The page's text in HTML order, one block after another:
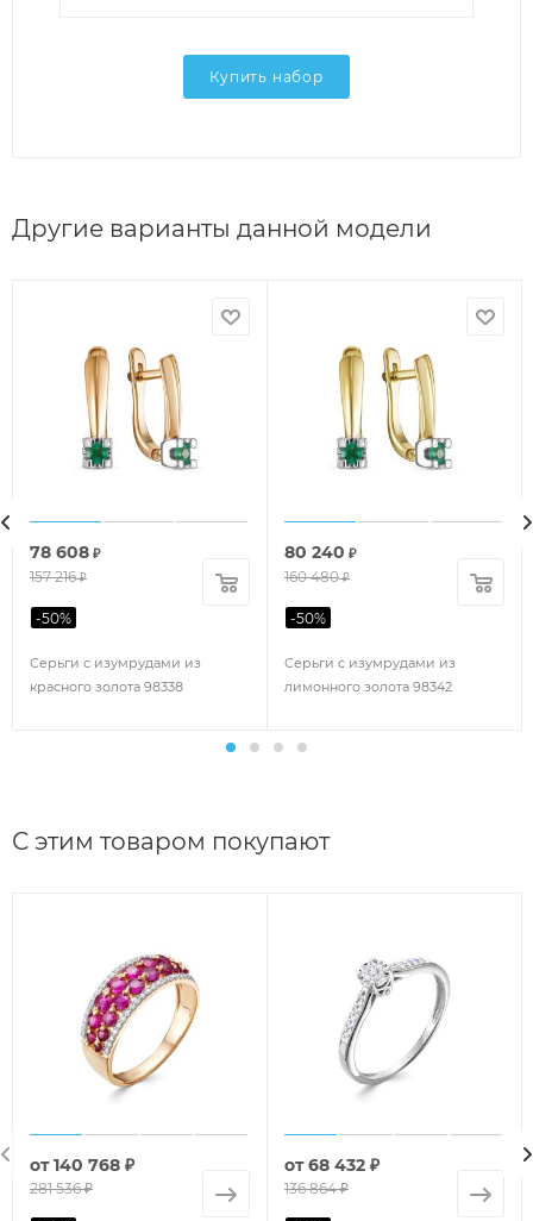
Купить набор
Другие варианты данной модели
Серьги с изумрудами из
красного золота 98338
78 608 ₽
157 216₽
-50%
Серьги с изумрудами из
лимонного золота 98342
80 240 ₽
160 480₽
-50%
С этим товаром покупают
от140 768 ₽
281 536 ₽
от68 432 ₽
136 864 ₽